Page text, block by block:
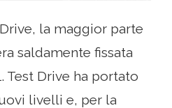
la maggior parte
saldamente fissata
Test Drive ha portato
livelli e, per la